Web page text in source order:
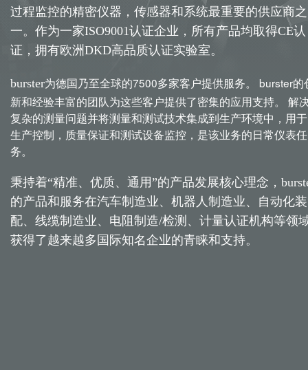
过程监控的精密仪器，传感器和系统最重要的供应商之
一。作为一家ISO9001认证企业，所有产品均取得CE认
证，拥有欧洲DKD高品质认证实验室。
burster为德国乃至全球的7500多家客户提供服务。 burster的
新和经验丰富的团队为这些客户提供了密集的应用支持。 解
复杂的测量问题并将测量和测试技术集成到生产环境中，用于
生产控制，质量保证和测试设备监控，是该业务的日常仪表任
务。
秉持着“精准、优质、通用”的产品发展核心理念，
的产品和服务在汽车制造业、机器人制造业、自动化装
配、线缆制造业、电阻制造/检测、计量认证机构等领
获得了越来越多国际知名企业的青睐和支持。